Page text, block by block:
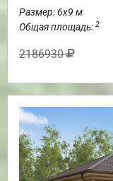
Размер: 6х9 м
Общая площадь: 2
2186930